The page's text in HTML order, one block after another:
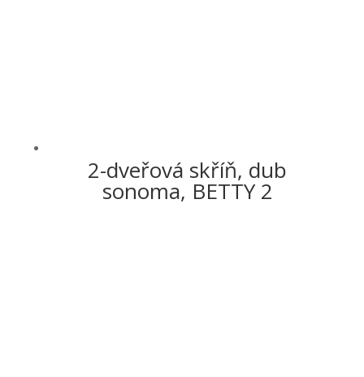
2-dveřová skříň, dub
sonoma, BETTY 2